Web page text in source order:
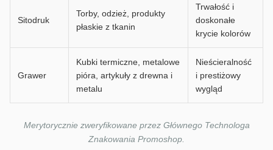
Sitodruk
Torby, odzież, produkty
płaskie z tkanin
Trwałość i
doskonałe
krycie kolorów
Grawer
Kubki termiczne, metalowe
pióra, artykuły z drewna i
metalu
Nieścieralność
i prestiżowy
wygląd
Merytorycznie zweryfikowane przez Głównego Technologa
Znakowania Promoshop.